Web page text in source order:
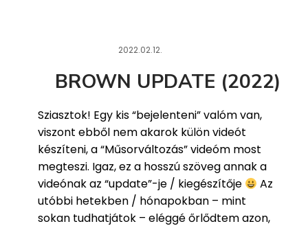
2022.02.12.
BROWN UPDATE (2022)
Sziasztok! Egy kis “bejelenteni” valóm van,
viszont ebből nem akarok külön videót
készíteni, a “Műsorváltozás” videóm most
megteszi. Igaz, ez a hosszú szöveg annak a
videónak az “update”-je / kiegészítője
Az
utóbbi hetekben / hónapokban – mint
sokan tudhatjátok – eléggé őrlődtem azon,